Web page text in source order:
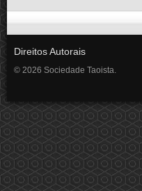
Direitos Autorais
© 2026 Sociedade Taoista.